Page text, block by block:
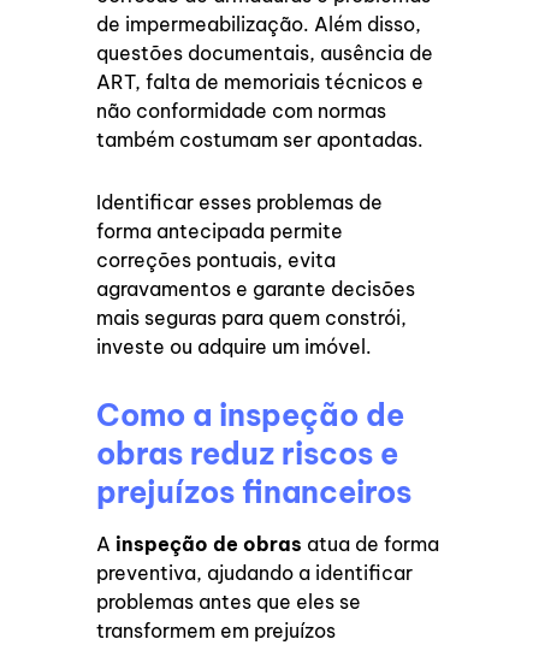
de impermeabilização. Além disso,
questões documentais, ausência de
ART, falta de memoriais técnicos e
não conformidade com normas
também costumam ser apontadas.
Identificar esses problemas de
forma antecipada permite
correções pontuais, evita
agravamentos e garante decisões
mais seguras para quem constrói,
investe ou adquire um imóvel.
Como a inspeção de
obras reduz riscos e
prejuízos financeiros
A inspeção de obras atua de forma
preventiva, ajudando a identificar
problemas antes que eles se
transformem em prejuízos